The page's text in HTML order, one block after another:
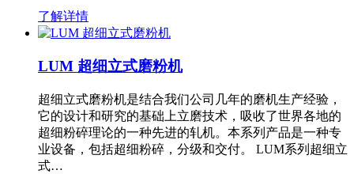
了解详情
LUM 超细立式磨粉机
超细立式磨粉机是结合我们公司几年的磨机生产经验，
它的设计和研究的基础上立磨技术，吸收了世界各地的
超细粉碎理论的一种先进的轧机。本系列产品是一种专
业设备，包括超细粉碎，分级和交付。 LUM系列超细立
式…